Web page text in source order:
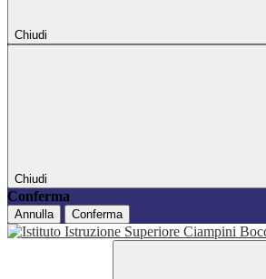
Chiudi
Chiudi
Conferma
Annulla Conferma